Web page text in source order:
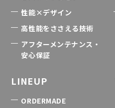
性能×デザイン
高性能をささえる技術
アフターメンテナンス・
安心保証
LINEUP
ORDERMADE